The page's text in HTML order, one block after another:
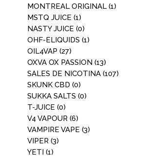
MONTREAL ORIGINAL (1)
MSTQ JUICE (1)
NASTY JUICE (0)
OHF-ELIQUIDS (1)
OIL4VAP (27)
OXVA OX PASSION (13)
SALES DE NICOTINA (107)
SKUNK CBD (0)
SUKKA SALTS (0)
T-JUICE (0)
V4 VAPOUR (6)
VAMPIRE VAPE (3)
VIPER (3)
YETI (1)